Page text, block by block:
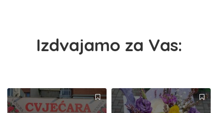
Izdvajamo za Vas: